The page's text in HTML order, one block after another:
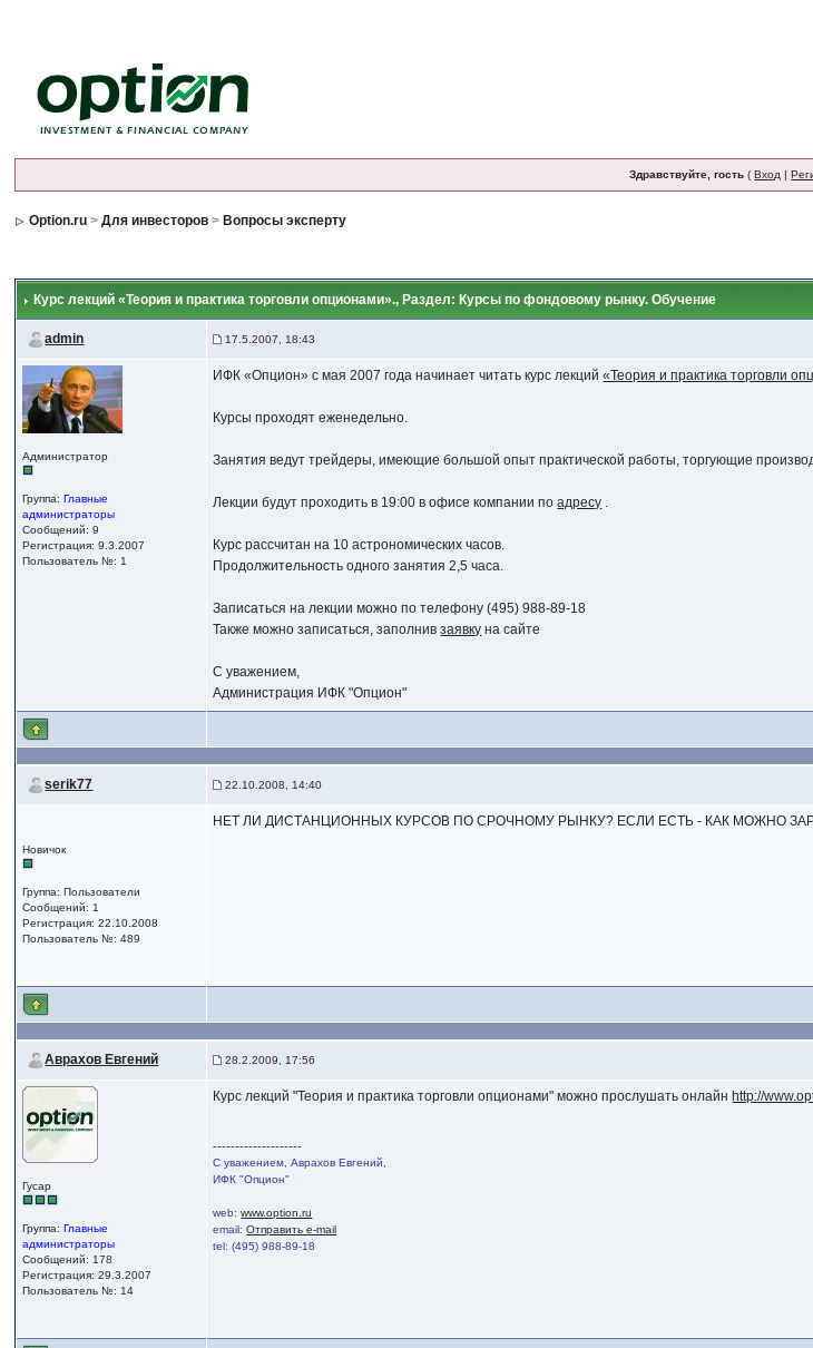
Здравствуйте, гость (Вход |
Option.ru >Для инвесторов > Вопросы эксперту
Курс лекций «Теория и практика торговли опционами»., Раздел: Курсы по фондовому рынку. Обучение
admin 17.5.2007, 18:43
Администратор
Группа:Главные
администраторы
Сообщений: 9
Регистрация: 9.3.2007
Пользователь №: 1
ИФК «Опцион» с мая 2007 года начинает читать курс лекций«Теория и практика торговли
Курсы проходят еженедельно.
Занятия ведут трейдеры, имеющие большой опыт практической работы, торгующие
Лекции будут проходить в 19:00 в офисе компании поадресу .
Курс рассчитан на 10 астрономических часов.
Продолжительность одного занятия 2,5 часа.
Записаться на лекции можно по телефону (495) 988-89-18
Также можно записаться, заполнивзаявку на сайте
С уважением,
Администрация ИФК "Опцион"
serik77 22.10.2008, 14:40
Новичок
Группа: Пользователи
Сообщений: 1
Регистрация: 22.10.2008
Пользователь №: 489
НЕТ ЛИ ДИСТАНЦИОННЫХ КУРСОВ ПО СРОЧНОМУ РЫНКУ? ЕСЛИ ЕСТЬ - КАК МОЖНО
Аврахов Евгений 28.2.2009, 17:56
Гусар
Группа:Главные
администраторы
Сообщений: 178
Регистрация: 29.3.2007
Пользователь №: 14
Курс лекций "Теория и практика торговли опционами" можно прослушать онлайн http://
--------------------
С уважением, Аврахов Евгений,
ИФК "Опцион"
web:www.option.ru
email:Отправить e-mail
tel: (495) 988-89-18